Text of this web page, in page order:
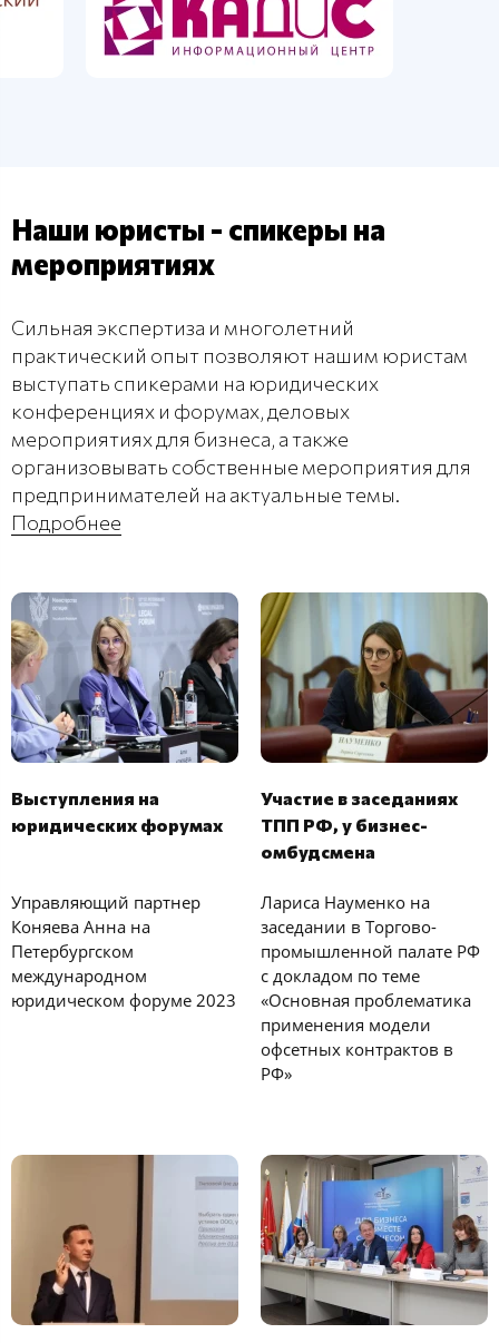
Наши юристы - спикеры на
мероприятиях
Сильная экспертиза и многолетний
практический опыт позволяют нашим юристам
выступать спикерами на юридических
конференциях и форумах, деловых
мероприятиях для бизнеса, а также
организовывать собственные мероприятия для
предпринимателей на актуальные темы.
Подробнее
Выступления на
юридических форумах
Управляющий партнер
Коняева Анна на
Петербургском
международном
юридическом форуме 2023
Участие в заседаниях
ТПП РФ, у бизнес-
омбудсмена
Лариса Науменко на
заседании в Торгово-
промышленной палате РФ
с докладом по теме
«Основная проблематика
применения модели
офсетных контрактов в
РФ»